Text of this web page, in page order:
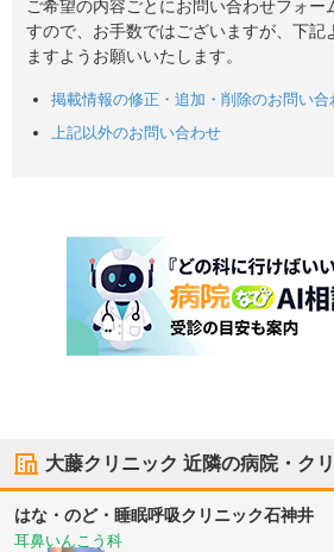
ご希望の内容ごとにお問い合わせフォー
すので、お手数ではございますが、下記
ますようお願いいたします。
掲載情報の修正・追加・削除のお問い合
上記以外のお問い合わせ
大藤クリニック 近隣の病院・ク
はな・のど・睡眠呼吸クリニック石神井
耳鼻いんこう科